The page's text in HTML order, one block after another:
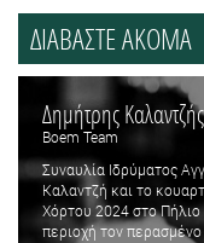
ΔΙΑΒΑΣΤΕ ΑΚΟΜΑ
Δημήτρης
Boem Team
Συναυλία Ιδρύματος
Καλαντζή και το
Χόρτου 2024 στο
περιοχή τον